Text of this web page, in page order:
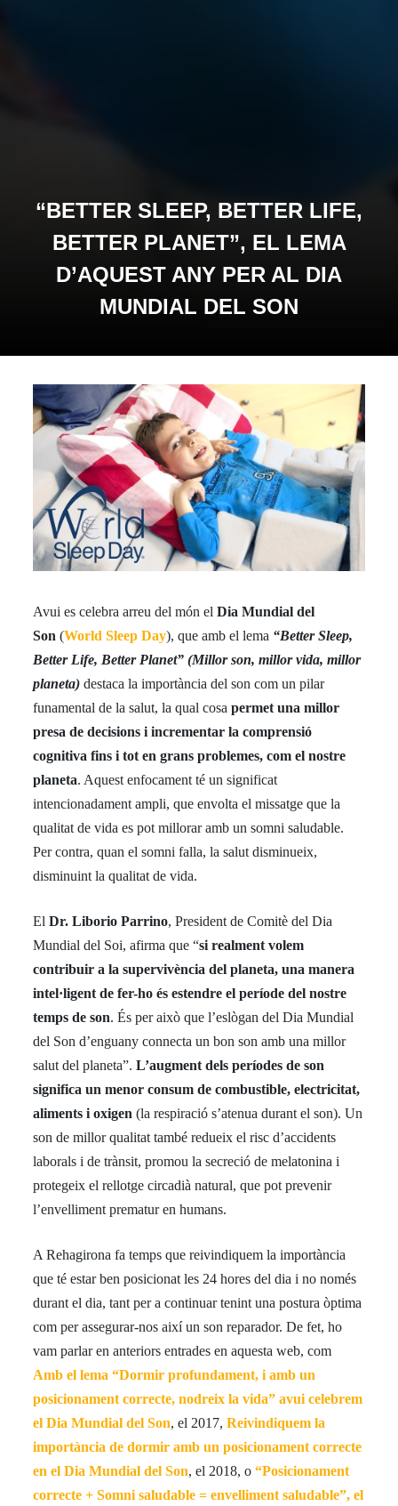
“BETTER SLEEP, BETTER LIFE,
BETTER PLANET”, EL LEMA
D’AQUEST ANY PER AL DIA
MUNDIAL DEL SON
Avui es celebra arreu del món elDia Mundial del
Son (World Sleep Day), que amb el lema “Better Sleep,
Better Life, Better Planet” (Millor son, millor vida, millor
planeta) destaca la importància del son com un pilar
funamental de la salut, la qual cosapermet una millor
presa de decisions i incrementar la comprensió
cognitiva fins i tot en grans problemes, com el nostre
planeta. Aquest enfocament té un significat
intencionadament ampli, que envolta el missatge que la
qualitat de vida es pot millorar amb un somni saludable.
Per contra, quan el somni falla, la salut disminueix,
disminuint la qualitat de vida.
ElDr. Liborio Parrino, President de Comitè del Dia
Mundial del Soi, afirma que “si realment volem
contribuir a la supervivència del planeta, una manera
intel·ligent de fer-ho és estendre el període del nostre
temps de son. És per això que l’eslògan del Dia Mundial
del Son d’enguany connecta un bon son amb una millor
salut del planeta”.L’augment dels períodes de son
significa un menor consum de combustible, electricitat,
aliments i oxigen (la respiració s’atenua durant el son). Un
son de millor qualitat també redueix el risc d’accidents
laborals i de trànsit, promou la secreció de melatonina i
protegeix el rellotge circadià natural, que pot prevenir
l’envelliment prematur en humans.
A Rehagirona fa temps que reivindiquem la importància
que té estar ben posicionat les 24 hores del dia i no només
durant el dia, tant per a continuar tenint una postura òptima
com per assegurar-nos així un son reparador. De fet, ho
vam parlar en anteriors entrades en aquesta web, com
Amb el lema “Dormir profundament, i amb un
posicionament correcte, nodreix la vida” avui celebrem
el Dia Mundial del Son, el 2017,Reivindiquem la
importància de dormir amb un posicionament correcte
en el Dia Mundial del Son, el 2018, o“Posicionament
correcte + Somni saludable = envelliment saludable”, el